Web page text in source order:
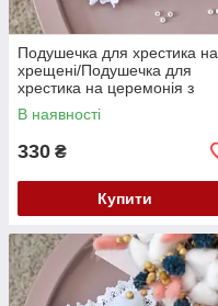
Подушечка для хрестика на
хрещені/Подушечка для
хрестика на церемонія з
вишивкою
В наявності
330 ₴
Купити